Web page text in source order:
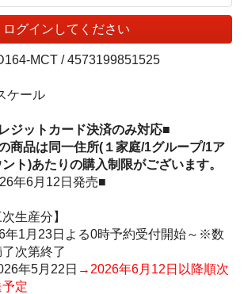
ログインしてください
MCT /4573199851525
ケール
ジットカード決済のみ対応■
商品は同一住所(１家庭/1グループ/1ア
ント)あたりの購入制限がございます。
年6月12日発売■
次生産分】
年1月23日よる0時予約受付開始～※数
次第終了
年5月22日 →2026年6月12日以降順次
定